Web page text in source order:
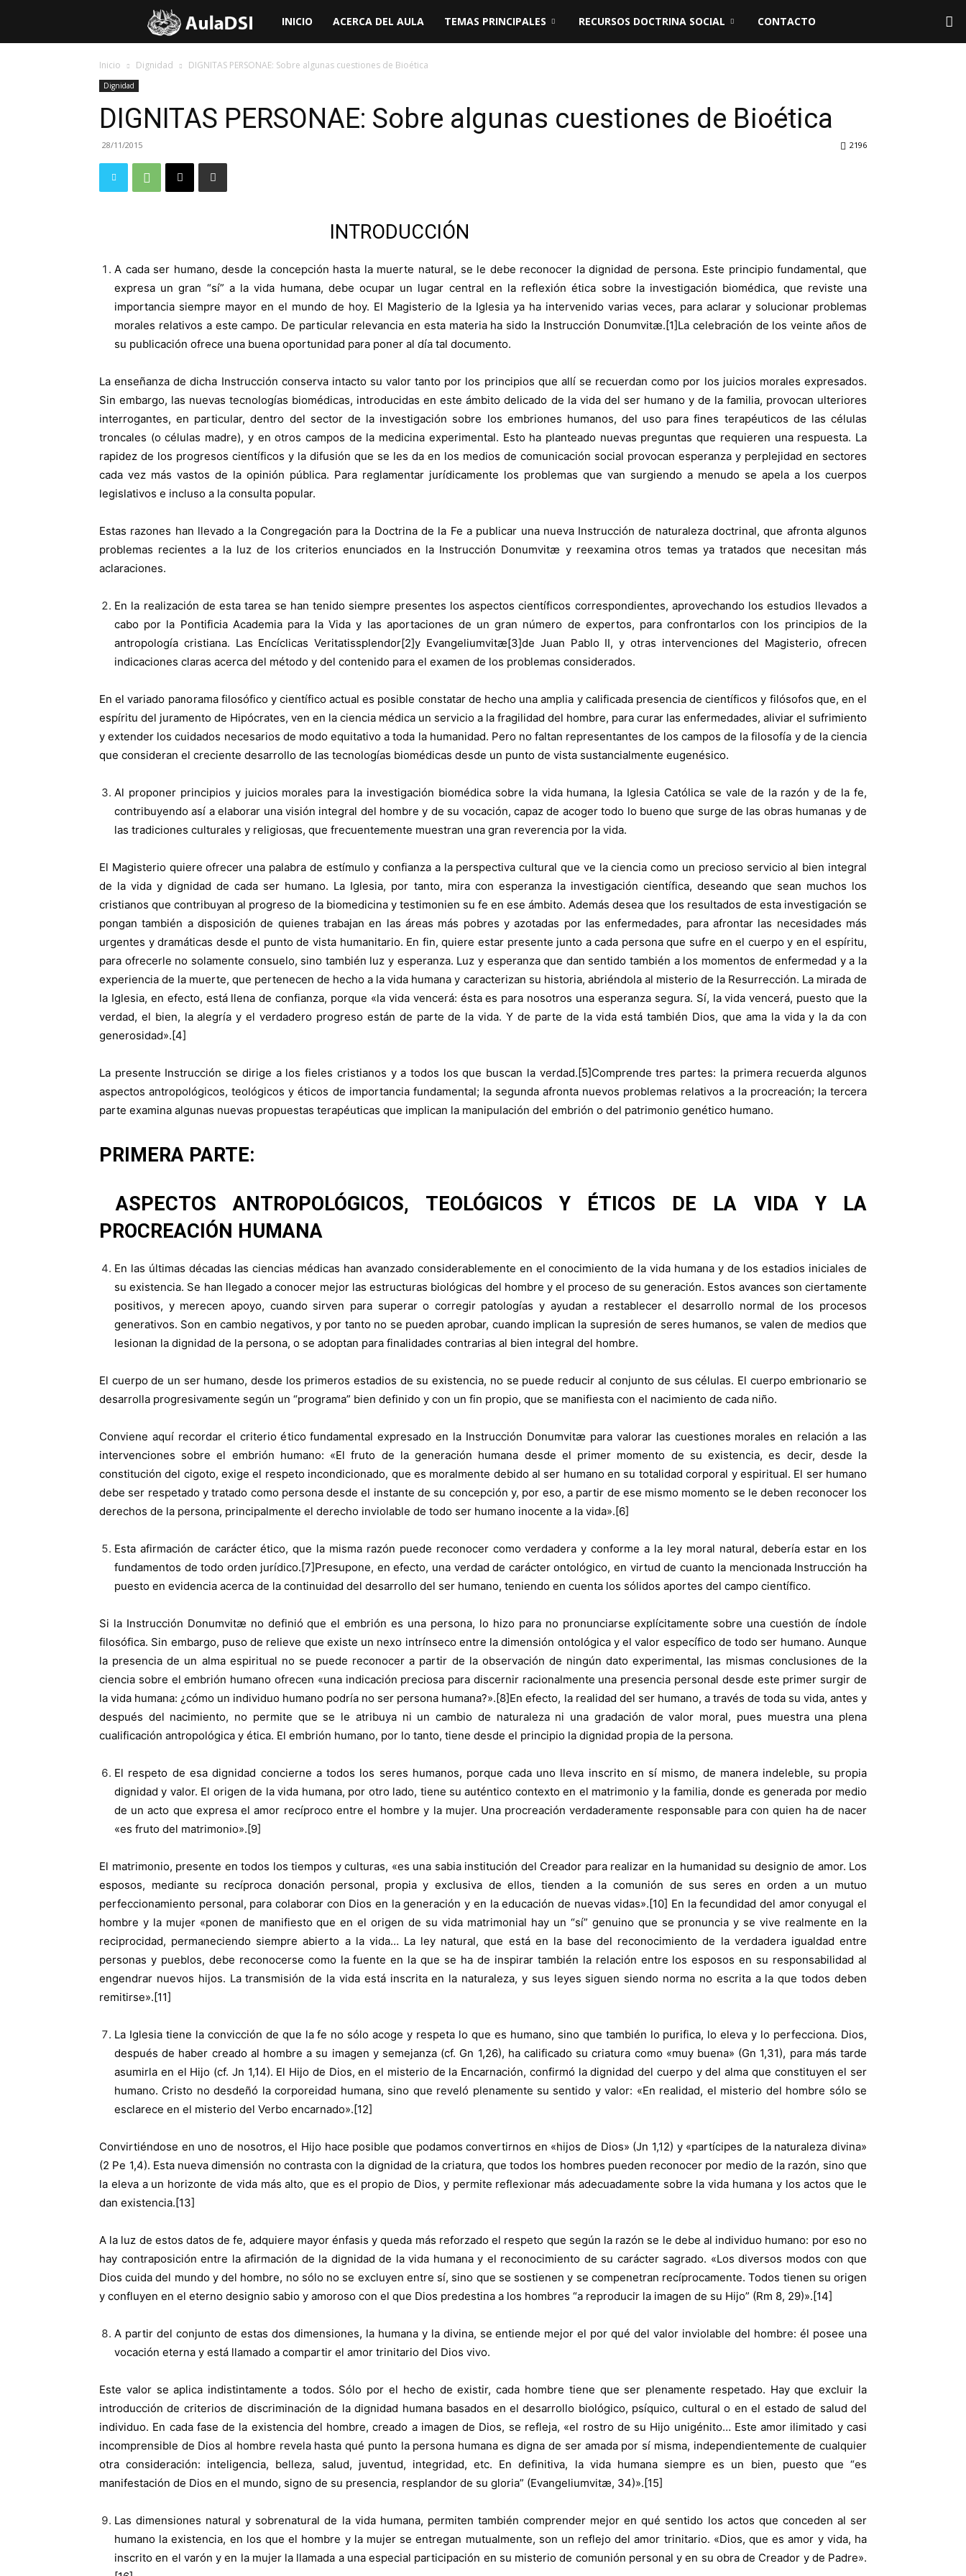
Aula
de
Doctrina
INICIO ACERCA DEL AULA TEMAS PRINCIPALES RECURSOS DOCTRINA SOCIAL CONTACTO
Inicio Dignidad DIGNITAS PERSONAE: Sobre algunas cuestiones de Bioética
Dignidad
DIGNITAS PERSONAE: Sobre algunas cuestiones de Bioética
28/11/2015 2196
INTRODUCCIÓN
A cada ser humano, desde la concepción hasta la muerte natural, se le debe reconocer la dignidad de persona. Este principio fundamental, que
expresa un gran “sí” a la vida humana, debe ocupar un lugar central en la reflexión ética sobre la investigación biomédica, que reviste una
importancia siempre mayor en el mundo de hoy. El Magisterio de la Iglesia ya ha intervenido varias veces, para aclarar y solucionar problemas
morales relativos a este campo. De particular relevancia en esta materia ha sido la Instrucción Donumvitæ.[1]La celebración de los veinte años de
su publicación ofrece una buena oportunidad para poner al día tal documento.
La enseñanza de dicha Instrucción conserva intacto su valor tanto por los principios que allí se recuerdan como por los juicios morales expresados.
Sin embargo, las nuevas tecnologías biomédicas, introducidas en este ámbito delicado de la vida del ser humano y de la familia, provocan ulteriores
interrogantes, en particular, dentro del sector de la investigación sobre los embriones humanos, del uso para fines terapéuticos de las células
troncales (o células madre), y en otros campos de la medicina experimental. Esto ha planteado nuevas preguntas que requieren una respuesta. La
rapidez de los progresos científicos y la difusión que se les da en los medios de comunicación social provocan esperanza y perplejidad en sectores
cada vez más vastos de la opinión pública. Para reglamentar jurídicamente los problemas que van surgiendo a menudo se apela a los cuerpos
legislativos e incluso a la consulta popular.
Estas razones han llevado a la Congregación para la Doctrina de la Fe a publicar una nueva Instrucción de naturaleza doctrinal, que afronta algunos
problemas recientes a la luz de los criterios enunciados en la Instrucción Donumvitæ y reexamina otros temas ya tratados que necesitan más
aclaraciones.
En la realización de esta tarea se han tenido siempre presentes los aspectos científicos correspondientes, aprovechando los estudios llevados a
cabo por la Pontificia Academia para la Vida y las aportaciones de un gran número de expertos, para confrontarlos con los principios de la
antropología cristiana. Las Encíclicas Veritatissplendor[2]y Evangeliumvitæ[3]de Juan Pablo II, y otras intervenciones del Magisterio, ofrecen
indicaciones claras acerca del método y del contenido para el examen de los problemas considerados.
En el variado panorama filosófico y científico actual es posible constatar de hecho una amplia y calificada presencia de científicos y filósofos que, en el
espíritu del juramento de Hipócrates, ven en la ciencia médica un servicio a la fragilidad del hombre, para curar las enfermedades, aliviar el sufrimiento
y extender los cuidados necesarios de modo equitativo a toda la humanidad. Pero no faltan representantes de los campos de la filosofía y de la ciencia
que consideran el creciente desarrollo de las tecnologías biomédicas desde un punto de vista sustancialmente eugenésico.
Al proponer principios y juicios morales para la investigación biomédica sobre la vida humana, la Iglesia Católica se vale de la razón y de la fe,
contribuyendo así a elaborar una visión integral del hombre y de su vocación, capaz de acoger todo lo bueno que surge de las obras humanas y de
las tradiciones culturales y religiosas, que frecuentemente muestran una gran reverencia por la vida.
El Magisterio quiere ofrecer una palabra de estímulo y confianza a la perspectiva cultural que ve la ciencia como un precioso servicio al bien integral
de la vida y dignidad de cada ser humano. La Iglesia, por tanto, mira con esperanza la investigación científica, deseando que sean muchos los
cristianos que contribuyan al progreso de la biomedicina y testimonien su fe en ese ámbito. Además desea que los resultados de esta investigación se
pongan también a disposición de quienes trabajan en las áreas más pobres y azotadas por las enfermedades, para afrontar las necesidades más
urgentes y dramáticas desde el punto de vista humanitario. En fin, quiere estar presente junto a cada persona que sufre en el cuerpo y en el espíritu,
para ofrecerle no solamente consuelo, sino también luz y esperanza. Luz y esperanza que dan sentido también a los momentos de enfermedad y a la
experiencia de la muerte, que pertenecen de hecho a la vida humana y caracterizan su historia, abriéndola al misterio de la Resurrección. La mirada de
la Iglesia, en efecto, está llena de confianza, porque «la vida vencerá: ésta es para nosotros una esperanza segura. Sí, la vida vencerá, puesto que la
verdad, el bien, la alegría y el verdadero progreso están de parte de la vida. Y de parte de la vida está también Dios, que ama la vida y la da con
generosidad».[4]
La presente Instrucción se dirige a los fieles cristianos y a todos los que buscan la verdad.[5]Comprende tres partes: la primera recuerda algunos
aspectos antropológicos, teológicos y éticos de importancia fundamental; la segunda afronta nuevos problemas relativos a la procreación; la tercera
parte examina algunas nuevas propuestas terapéuticas que implican la manipulación del embrión o del patrimonio genético humano.
PRIMERA PARTE:
ASPECTOS ANTROPOLÓGICOS, TEOLÓGICOS Y ÉTICOS DE LA VIDA Y LA
PROCREACIÓN HUMANA
En las últimas décadas las ciencias médicas han avanzado considerablemente en el conocimiento de la vida humana y de los estadios iniciales de
su existencia. Se han llegado a conocer mejor las estructuras biológicas del hombre y el proceso de su generación. Estos avances son ciertamente
positivos, y merecen apoyo, cuando sirven para superar o corregir patologías y ayudan a restablecer el desarrollo normal de los procesos
generativos. Son en cambio negativos, y por tanto no se pueden aprobar, cuando implican la supresión de seres humanos, se valen de medios que
lesionan la dignidad de la persona, o se adoptan para finalidades contrarias al bien integral del hombre.
El cuerpo de un ser humano, desde los primeros estadios de su existencia, no se puede reducir al conjunto de sus células. El cuerpo embrionario se
desarrolla progresivamente según un “programa” bien definido y con un fin propio, que se manifiesta con el nacimiento de cada niño.
Conviene aquí recordar el criterio ético fundamental expresado en la Instrucción Donumvitæ para valorar las cuestiones morales en relación a las
intervenciones sobre el embrión humano: «El fruto de la generación humana desde el primer momento de su existencia, es decir, desde la
constitución del cigoto, exige el respeto incondicionado, que es moralmente debido al ser humano en su totalidad corporal y espiritual. El ser humano
debe ser respetado y tratado como persona desde el instante de su concepción y, por eso, a partir de ese mismo momento se le deben reconocer los
derechos de la persona, principalmente el derecho inviolable de todo ser humano inocente a la vida».[6]
Esta afirmación de carácter ético, que la misma razón puede reconocer como verdadera y conforme a la ley moral natural, debería estar en los
fundamentos de todo orden jurídico.[7]Presupone, en efecto, una verdad de carácter ontológico, en virtud de cuanto la mencionada Instrucción ha
puesto en evidencia acerca de la continuidad del desarrollo del ser humano, teniendo en cuenta los sólidos aportes del campo científico.
Si la Instrucción Donumvitæ no definió que el embrión es una persona, lo hizo para no pronunciarse explícitamente sobre una cuestión de índole
filosófica. Sin embargo, puso de relieve que existe un nexo intrínseco entre la dimensión ontológica y el valor específico de todo ser humano. Aunque
la presencia de un alma espiritual no se puede reconocer a partir de la observación de ningún dato experimental, las mismas conclusiones de la
ciencia sobre el embrión humano ofrecen «una indicación preciosa para discernir racionalmente una presencia personal desde este primer surgir de
la vida humana: ¿cómo un individuo humano podría no ser persona humana?».[8]En efecto, la realidad del ser humano, a través de toda su vida, antes y
después del nacimiento, no permite que se le atribuya ni un cambio de naturaleza ni una gradación de valor moral, pues muestra una plena
cualificación antropológica y ética. El embrión humano, por lo tanto, tiene desde el principio la dignidad propia de la persona.
El respeto de esa dignidad concierne a todos los seres humanos, porque cada uno lleva inscrito en sí mismo, de manera indeleble, su propia
dignidad y valor. El origen de la vida humana, por otro lado, tiene su auténtico contexto en el matrimonio y la familia, donde es generada por medio
de un acto que expresa el amor recíproco entre el hombre y la mujer. Una procreación verdaderamente responsable para con quien ha de nacer
«es fruto del matrimonio».[9]
El matrimonio, presente en todos los tiempos y culturas, «es una sabia institución del Creador para realizar en la humanidad su designio de amor. Los
esposos, mediante su recíproca donación personal, propia y exclusiva de ellos, tienden a la comunión de sus seres en orden a un mutuo
perfeccionamiento personal, para colaborar con Dios en la generación y en la educación de nuevas vidas».[10] En la fecundidad del amor conyugal el
hombre y la mujer «ponen de manifiesto que en el origen de su vida matrimonial hay un “sí” genuino que se pronuncia y se vive realmente en la
reciprocidad, permaneciendo siempre abierto a la vida… La ley natural, que está en la base del reconocimiento de la verdadera igualdad entre
personas y pueblos, debe reconocerse como la fuente en la que se ha de inspirar también la relación entre los esposos en su responsabilidad al
engendrar nuevos hijos. La transmisión de la vida está inscrita en la naturaleza, y sus leyes siguen siendo norma no escrita a la que todos deben
remitirse».[11]
La Iglesia tiene la convicción de que la fe no sólo acoge y respeta lo que es humano, sino que también lo purifica, lo eleva y lo perfecciona. Dios,
después de haber creado al hombre a su imagen y semejanza (cf. Gn 1,26), ha calificado su criatura como «muy buena» (Gn 1,31), para más tarde
asumirla en el Hijo (cf. Jn 1,14). El Hijo de Dios, en el misterio de la Encarnación, confirmó la dignidad del cuerpo y del alma que constituyen el ser
humano. Cristo no desdeñó la corporeidad humana, sino que reveló plenamente su sentido y valor: «En realidad, el misterio del hombre sólo se
esclarece en el misterio del Verbo encarnado».[12]
Convirtiéndose en uno de nosotros, el Hijo hace posible que podamos convertirnos en «hijos de Dios» (Jn 1,12) y «partícipes de la naturaleza divina»
(2 Pe 1,4). Esta nueva dimensión no contrasta con la dignidad de la criatura, que todos los hombres pueden reconocer por medio de la razón, sino que
la eleva a un horizonte de vida más alto, que es el propio de Dios, y permite reflexionar más adecuadamente sobre la vida humana y los actos que le
dan existencia.[13]
A la luz de estos datos de fe, adquiere mayor énfasis y queda más reforzado el respeto que según la razón se le debe al individuo humano: por eso no
hay contraposición entre la afirmación de la dignidad de la vida humana y el reconocimiento de su carácter sagrado. «Los diversos modos con que
Dios cuida del mundo y del hombre, no sólo no se excluyen entre sí, sino que se sostienen y se compenetran recíprocamente. Todos tienen su origen
y confluyen en el eterno designio sabio y amoroso con el que Dios predestina a los hombres “a reproducir la imagen de su Hijo” (Rm 8, 29)».[14]
A partir del conjunto de estas dos dimensiones, la humana y la divina, se entiende mejor el por qué del valor inviolable del hombre: él posee una
vocación eterna y está llamado a compartir el amor trinitario del Dios vivo.
Este valor se aplica indistintamente a todos. Sólo por el hecho de existir, cada hombre tiene que ser plenamente respetado. Hay que excluir la
introducción de criterios de discriminación de la dignidad humana basados en el desarrollo biológico, psíquico, cultural o en el estado de salud del
individuo. En cada fase de la existencia del hombre, creado a imagen de Dios, se refleja, «el rostro de su Hijo unigénito… Este amor ilimitado y casi
incomprensible de Dios al hombre revela hasta qué punto la persona humana es digna de ser amada por sí misma, independientemente de cualquier
otra consideración: inteligencia, belleza, salud, juventud, integridad, etc. En definitiva, la vida humana siempre es un bien, puesto que “es
manifestación de Dios en el mundo, signo de su presencia, resplandor de su gloria” (Evangeliumvitæ, 34)».[15]
Las dimensiones natural y sobrenatural de la vida humana, permiten también comprender mejor en qué sentido los actos que conceden al ser
humano la existencia, en los que el hombre y la mujer se entregan mutualmente, son un reflejo del amor trinitario. «Dios, que es amor y vida, ha
inscrito en el varón y en la mujer la llamada a una especial participación en su misterio de comunión personal y en su obra de Creador y de Padre».